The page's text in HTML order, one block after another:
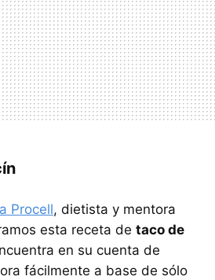
Procell, dietista y mentora
esta receta de taco de
en su cuenta de
fácilmente a base de sólo